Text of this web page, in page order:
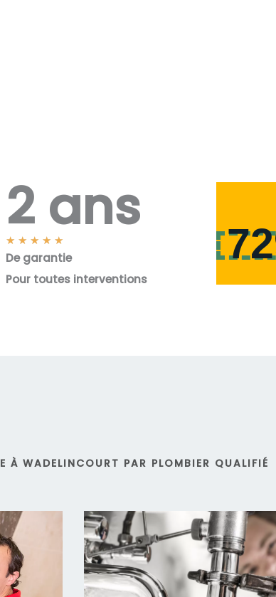
2 ans
★ ★ ★ ★ ★
o
De garantie
Pour toutes interventions
À WADELINCOURT PAR PLOMBIER QUALIFIÉ